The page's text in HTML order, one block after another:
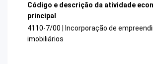
Código e descrição da atividade
principal
4110-7/00 | Incorporação de
imobiliários